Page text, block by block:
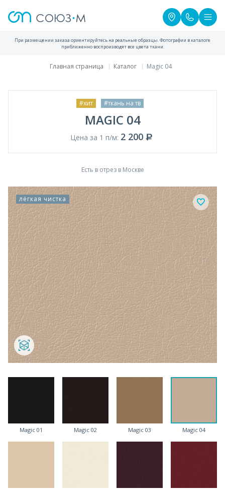
При размещении заказа ориентируйтесь на реальные образцы. Фотографии в каталоге
приближенно воспроизводят все цвета ткани.
Главная страница Каталог Magic 04
#хит #ткань на тв
MAGIC 04
Цена за 1 п/м: 2 200
Есть в отрез в Москве
лёгкая чистка
Magic 01 Magic 02 Magic 03 Magic 04